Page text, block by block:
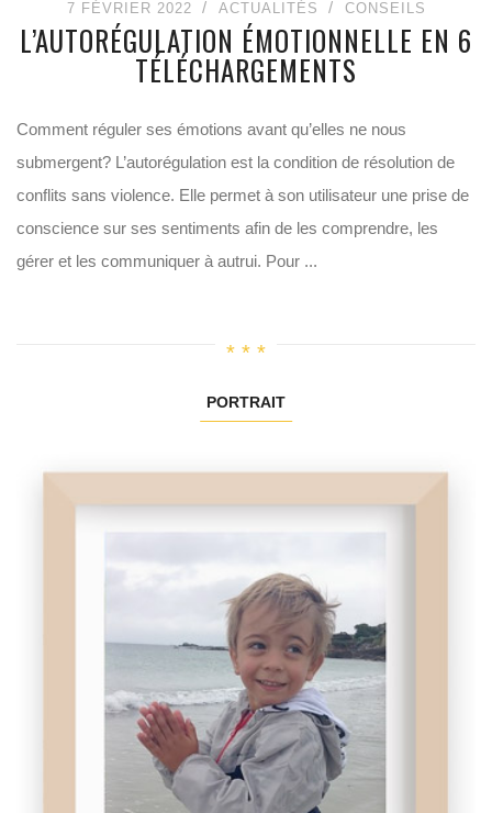
7 FÉVRIER 2022 ACTUALITÉS CONSEILS
L’AUTORÉGULATION ÉMOTIONNELLE EN 6
TÉLÉCHARGEMENTS
Comment réguler ses émotions avant qu’elles ne nous
submergent? L’autorégulation est la condition de résolution de
conflits sans violence. Elle permet à son utilisateur une prise de
conscience sur ses sentiments afin de les comprendre, les
gérer et les communiquer à autrui. Pour ...
PORTRAIT